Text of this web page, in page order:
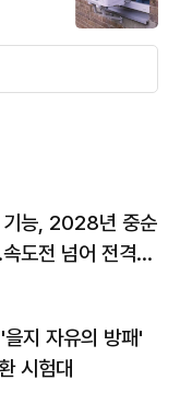
능, 2028년 중순
도전 넘어 전격
지 자유의 방패'
시험대